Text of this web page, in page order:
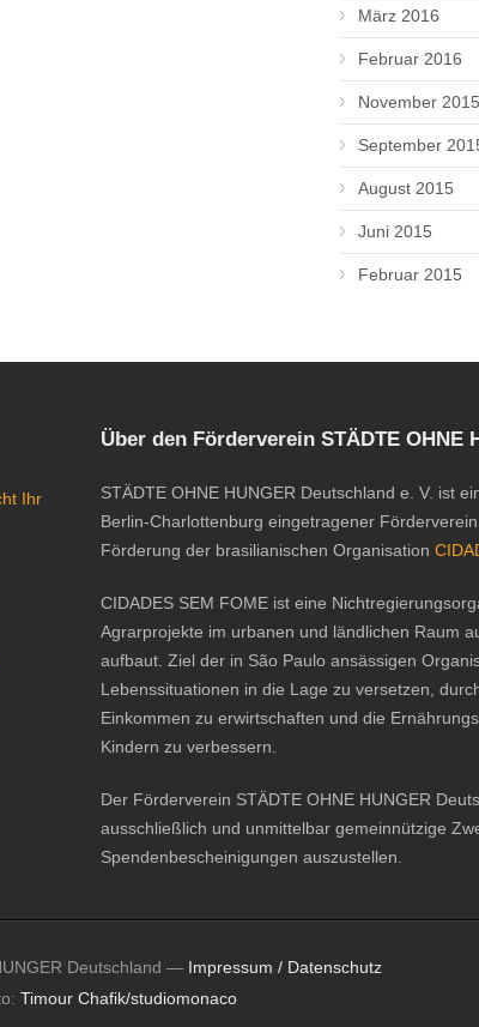
März 2016
Februar 2016
November 2015
September
August 2015
Juni 2015
Februar 2015
Ihr
Über den Förderverein STÄDTE OHNE
STÄDTE OHNE HUNGER Deutschland e. V. ist
Berlin-Charlottenburg eingetragener
Förderung der brasilianischen Organisation
CIDADES SEM FOME ist eine
Agrarprojekte im urbanen und ländlichen Raum
aufbaut. Ziel der in São Paulo ansässigen
Lebenssituationen in die Lage zu versetzen,
Einkommen zu erwirtschaften und die
Kindern zu verbessern.
Der Förderverein STÄDTE OHNE HUNGER
ausschließlich und unmittelbar gemeinnützige
Spendenbescheinigungen auszustellen.
Deutschland — Impressum / Datenschutz
Timour Chafik/studiomonaco